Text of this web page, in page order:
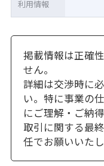
利用情報
掲載情報は正確
せん。
詳細は交渉時に
い。特に事業の
にご理解・ご納
取引に関する最
任でお願いいたし